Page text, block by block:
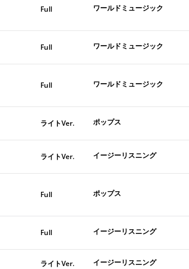
Full ワールドミュージック
Full ワールドミュージック
Full ワールドミュージック
ライトVer. ポップス
ライトVer. イージーリスニング
Full ポップス
Full イージーリスニング
ライトVer. イージーリスニング